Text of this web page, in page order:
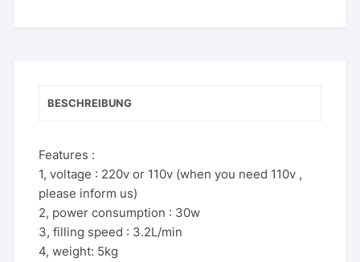
BESCHREIBUNG
Features :
1, voltage : 220v or 110v (when you need 110v ,
please inform us)
2, power consumption : 30w
3, filling speed : 3.2L/min
4, weight: 5kg